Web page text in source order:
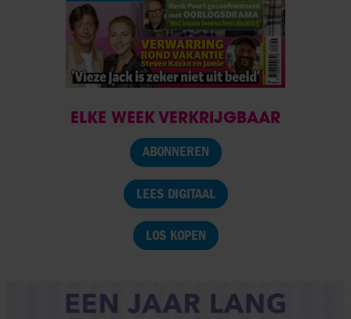
ELKE WEEK VERKRIJGBAAR
ABONNEREN
LEES DIGITAAL
LOS KOPEN